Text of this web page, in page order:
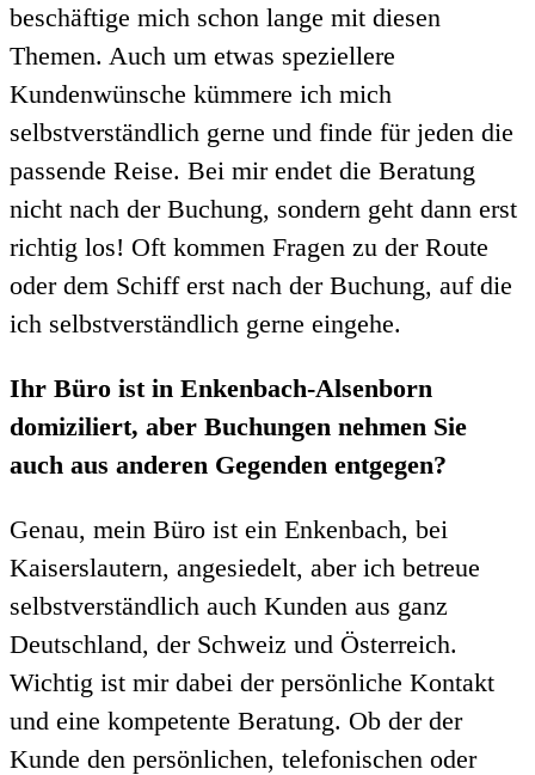
beschäftige mich schon lange mit diesen
Themen. Auch um etwas speziellere
Kundenwünsche kümmere ich mich
selbstverständlich gerne und finde für jeden die
passende Reise. Bei mir endet die Beratung
nicht nach der Buchung, sondern geht dann erst
richtig los! Oft kommen Fragen zu der Route
oder dem Schiff erst nach der Buchung, auf die
ich selbstverständlich gerne eingehe.
Ihr Büro ist in Enkenbach-Alsenborn
domiziliert, aber Buchungen nehmen Sie
auch aus anderen Gegenden entgegen?
Genau, mein Büro ist ein Enkenbach, bei
Kaiserslautern, angesiedelt, aber ich betreue
selbstverständlich auch Kunden aus ganz
Deutschland, der Schweiz und Österreich.
Wichtig ist mir dabei der persönliche Kontakt
und eine kompetente Beratung. Ob der der
Kunde den persönlichen, telefonischen oder